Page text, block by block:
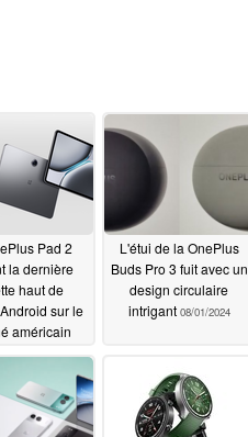
Pad 2
la dernière
haut de
sur le
américain
01/2024
L'étui de la OnePlus
Buds Pro 3 fuit avec un
design circulaire
intrigant 08/01/2024